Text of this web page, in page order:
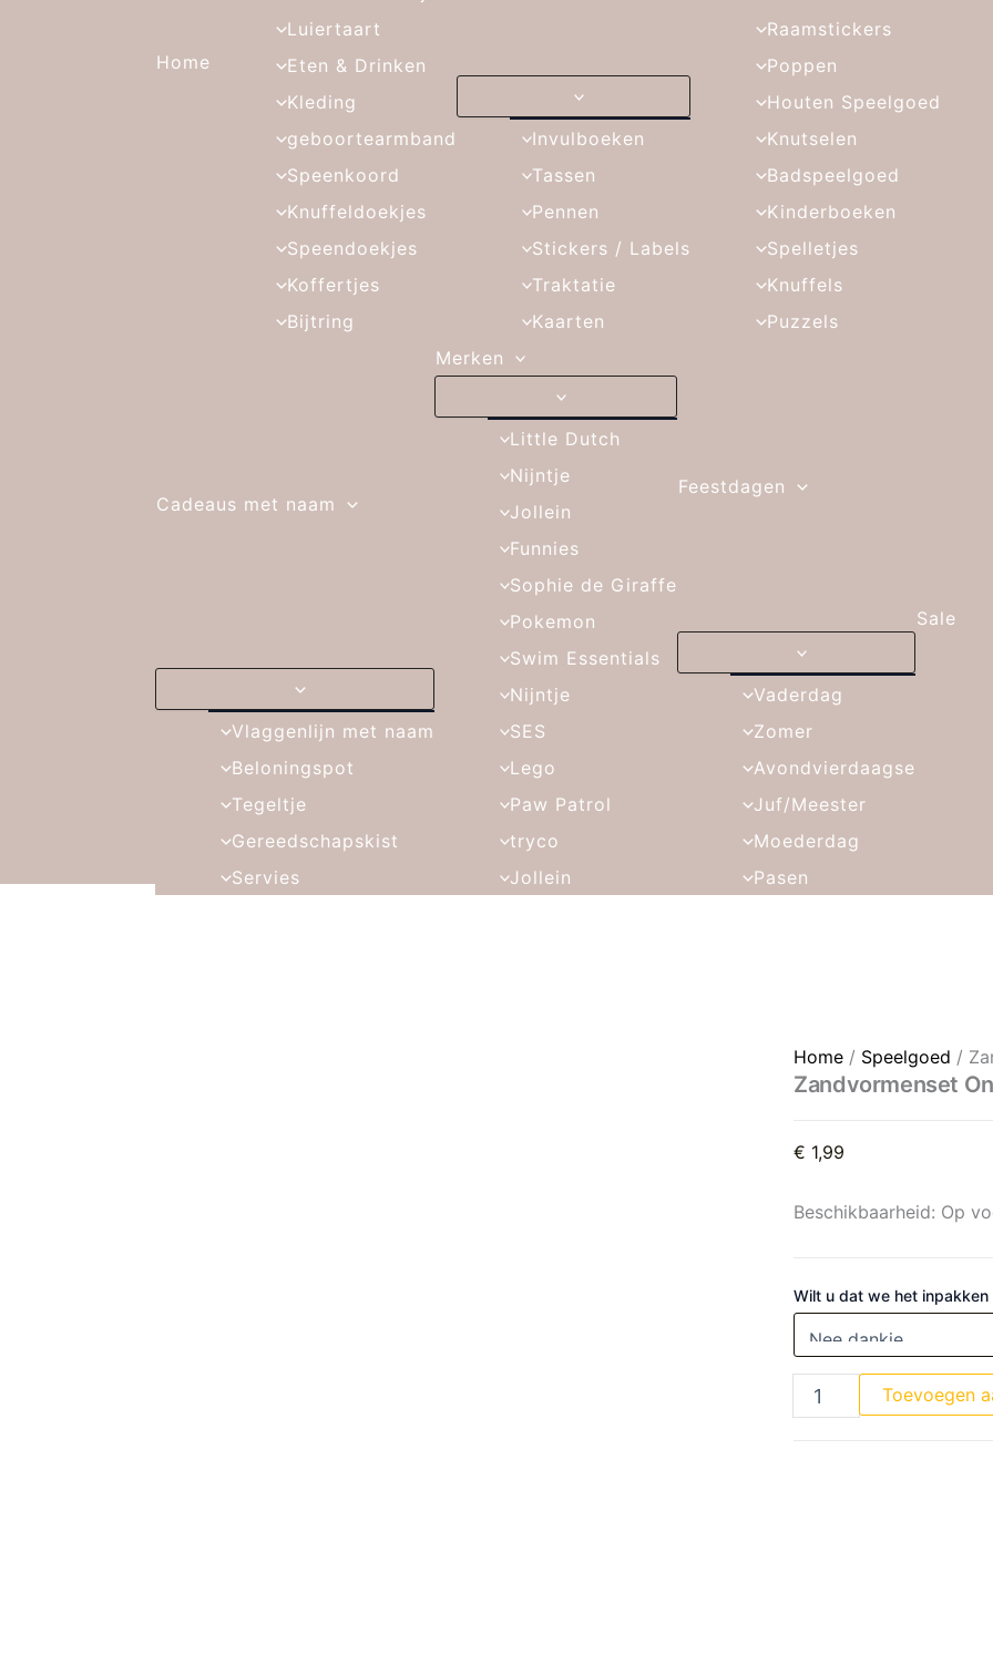
Home
Luiertaart
Eten & Drinken
Kleding
geboortearmband
Speenkoord
Knuffeldoekjes
Speendoekjes
Koffertjes
Bijtring
Invulboeken
Tassen
Pennen
Stickers / Labels
Traktatie
Kaarten
Raamstickers
Poppen
Houten Speelgoed
Knutselen
Badspeelgoed
Kinderboeken
Spelletjes
Knuffels
Puzzels
Cadeaus met naam
Vlaggenlijn met naam
Beloningspot
Tegeltje
Gereedschapskist
Servies
Merken
Little Dutch
Nijntje
Jollein
Funnies
Sophie de Giraffe
Pokemon
Swim Essentials
Nijntje
SES
Lego
Paw Patrol
tryco
Jollein
Feestdagen
Vaderdag
Zomer
Avondvierdaagse
Juf/Meester
Moederdag
Pasen
Sale
Home / Speelgoed /
Zandvormenset
€ 1,99
Beschikbaarheid: Op
Wilt u dat we het inpakken
Zandvormenset
Toevoegen